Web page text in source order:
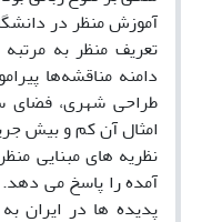
آموزش منظر در
تعریف منظر به
دامنه مناقشه‌ها
طراحی شهری، فضای
امثال آن کم و بیش
نظریه های مبنایی
آمده را پاسخ می
پدیده ها در ایران